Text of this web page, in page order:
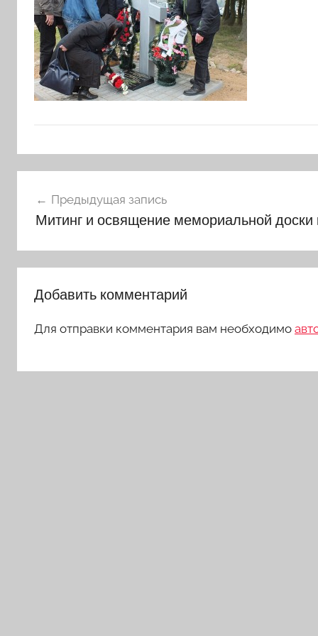
по
Предыдущая запись
Митинг и освящение мемориальной
Добавить комментарий
Для отправки комментария вам необходимо